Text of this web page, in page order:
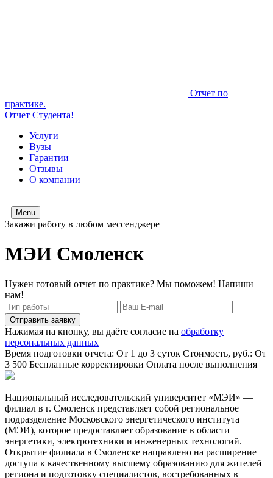
Отчет по
практике.
Отчет Студента!
Услуги
Вузы
Гарантии
Отзывы
О компании
Menu
Закажи работу в любом мессенджере
МЭИ Смоленск
Нужен готовый отчет по практике? Мы поможем! Напиши
нам!
Отправить заявку
Нажимая на кнопку, вы даёте согласие на обработку
персональных данных
Время подготовки отчета: От 1 до 3 суток Стоимость, руб.: От
3 500 Бесплатные корректировки Оплата после выполнения
Национальный исследовательский университет «МЭИ» —
филиал в г. Смоленск представляет собой региональное
подразделение Московского энергетического института
(МЭИ), которое предоставляет образование в области
энергетики, электротехники и инженерных технологий.
Открытие филиала в Смоленске направлено на расширение
доступа к качественному высшему образованию для жителей
региона и подготовку специалистов, востребованных в